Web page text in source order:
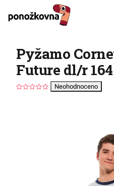
Pyžamo
Future dl/r
Neohodnoceno